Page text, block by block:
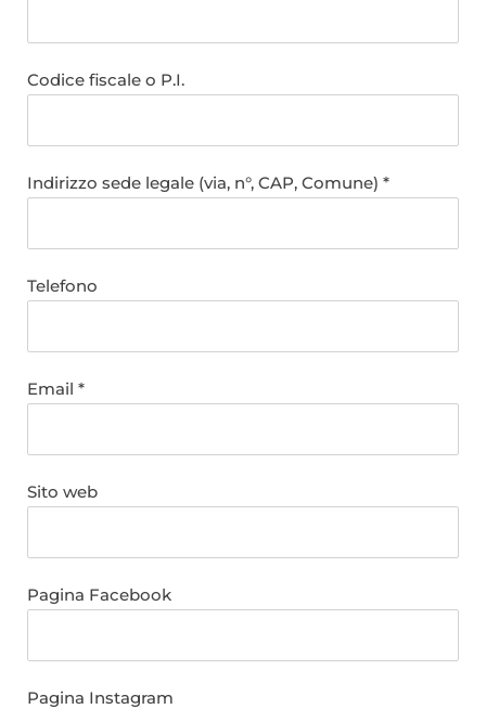
Codice fiscale o P.I.
Indirizzo sede legale (via, n°, CAP, Comune) *
Telefono
Email *
Sito web
Pagina Facebook
Pagina Instagram